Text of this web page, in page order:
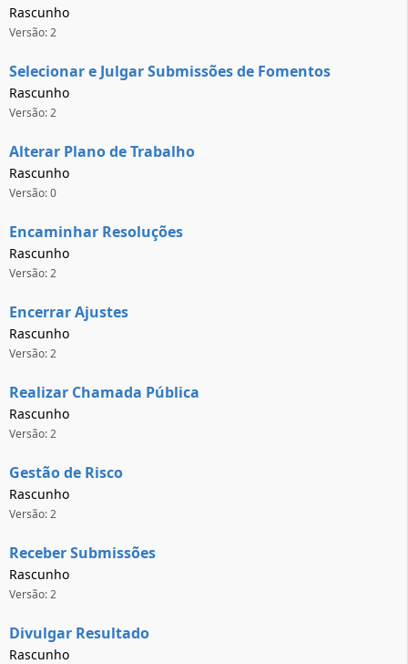
Rascunho
Versão: 2
Selecionar e Julgar Submissões de Fomentos
Rascunho
Versão: 2
Alterar Plano de Trabalho
Rascunho
Versão: 0
Encaminhar Resoluções
Rascunho
Versão: 2
Encerrar Ajustes
Rascunho
Versão: 2
Realizar Chamada Pública
Rascunho
Versão: 2
Gestão de Risco
Rascunho
Versão: 2
Receber Submissões
Rascunho
Versão: 2
Divulgar Resultado
Rascunho